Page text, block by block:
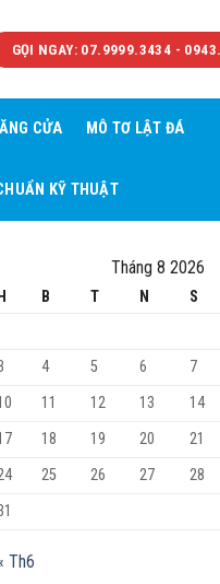
GỌI NGAY: 07.9999.3434 -
CỬA MÔ TƠ LẬT ĐÁ
KỸ THUẬT
Tháng 8 2026
H B T N S
4 5 6 7
11 12 13 14
18 19 20 21
25 26 27 28
Th6